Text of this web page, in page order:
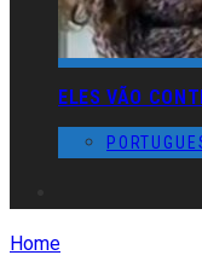
ELES VÃO
Home